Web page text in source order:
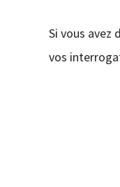
Si vous avez
vos